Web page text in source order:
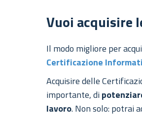
Vuoi acquisire
Il modo migliore per
Certificazione
Acquisire delle
importante, di
lavoro. Non solo: potrai